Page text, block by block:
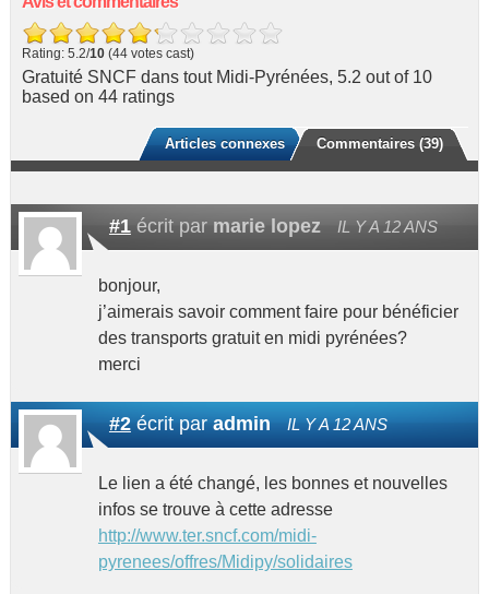
Rating: 5.2/10(44 votes cast)
Gratuité SNCF dans tout Midi-Pyrénées, 5.2 out of 10
based on 44ratings
Commentaires (39)
Articles connexes
#1écrit par marie lopez IL Y A 12 ANS
bonjour,
j’aimerais savoir comment faire pour bénéficier
des transports gratuit en midi pyrénées?
merci
#2écrit paradmin IL Y A 12 ANS
Le lien a été changé, les bonnes et nouvelles
infos se trouve à cette adresse
http://www.ter.sncf.com/midi-
pyrenees/offres/Midipy/solidaires